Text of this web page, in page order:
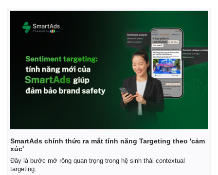
SmartAds chính thức ra mắt tính năng Targeting theo 'cảm
xúc'
Đây là bước mở rộng quan trọng trong hệ sinh thái contextual
targeting.